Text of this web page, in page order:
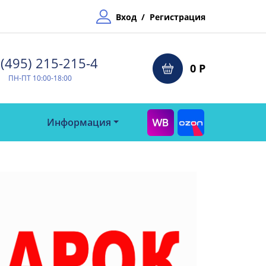
Вход / Регистрация
215-215-4⁠
ПН-ПТ 10:00-18:00
0 Р
Информация